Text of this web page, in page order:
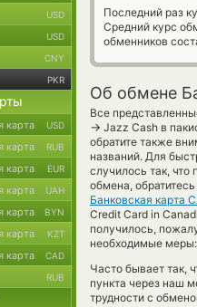
Последний раз
Средний курс
обменников
Об обмене
Все
→ Jazz Cash в
обратите также
названий. Для
случилось так,
обмена,
Банковская карта
Credit Card in
получилось,
необходимые
Часто бывает так,
пункта через наш
трудности с
USD
USD
CNY
PKR
карта USD
карта RUB
карта EUR
карта UAH
карта BYN
карта KZT
карта CAD
RUB